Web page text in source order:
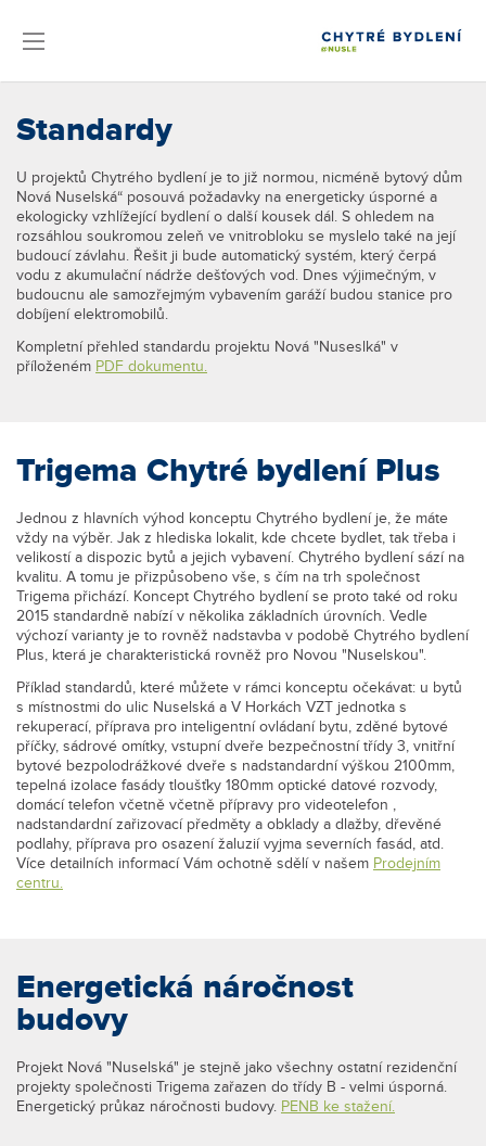
Standardy
U projektů Chytrého bydlení je to již normou, nicméně bytový dům
Nová Nuselská“ posouvá požadavky na energeticky úsporné a
ekologicky vzhlížející bydlení o další kousek dál. S ohledem na
rozsáhlou soukromou zeleň ve vnitrobloku se myslelo také na její
budoucí závlahu. Řešit ji bude automatický systém, který čerpá
vodu z akumulační nádrže dešťových vod. Dnes výjimečným, v
budoucnu ale samozřejmým vybavením garáží budou stanice pro
dobíjení elektromobilů.
Kompletní přehled standardu projektu Nová "Nuseslká" v
příloženém PDF dokumentu.
Trigema Chytré bydlení Plus
Jednou z hlavních výhod konceptu Chytrého bydlení je, že máte
vždy na výběr. Jak z hlediska lokalit, kde chcete bydlet, tak třeba i
velikostí a dispozic bytů a jejich vybavení. Chytrého bydlení sází na
kvalitu. A tomu je přizpůsobeno vše, s čím na trh společnost
Trigema přichází. Koncept Chytrého bydlení se proto také od roku
2015 standardně nabízí v několika základních úrovních. Vedle
výchozí varianty je to rovněž nadstavba v podobě Chytrého bydlení
Plus, která je charakteristická rovněž pro Novou "Nuselskou".
Příklad standardů, které můžete v rámci konceptu očekávat: u bytů
s místnostmi do ulic Nuselská a V Horkách VZT jednotka s
rekuperací, příprava pro inteligentní ovládaní bytu, zděné bytové
příčky, sádrové omítky, vstupní dveře bezpečnostní třídy 3, vnitřní
bytové bezpolodrážkové dveře s nadstandardní výškou 2100mm,
tepelná izolace fasády tloušťky 180mm optické datové rozvody,
domácí telefon včetně včetně přípravy pro videotelefon ,
nadstandardní zařizovací předměty a obklady a dlažby, dřevěné
podlahy, příprava pro osazení žaluzií vyjma severních fasád, atd.
Více detailních informací Vám ochotně sdělí v našem Prodejním
centru.
Energetická náročnost
budovy
Projekt Nová "Nuselská" je stejně jako všechny ostatní rezidenční
projekty společnosti Trigema zařazen do třídy B - velmi úsporná.
Energetický průkaz náročnosti budovy. PENB ke stažení.